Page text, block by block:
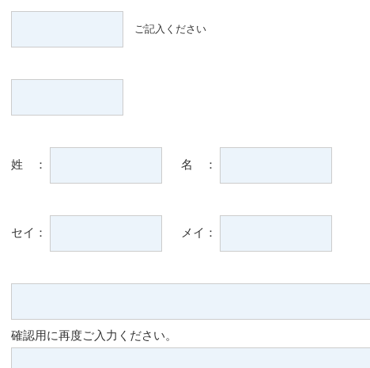
ご記入ください
姓 ： 名 ：
セイ： メイ：
確認用に再度ご入力ください。